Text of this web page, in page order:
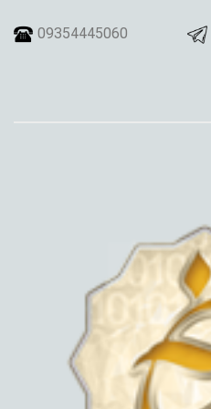
09354445060